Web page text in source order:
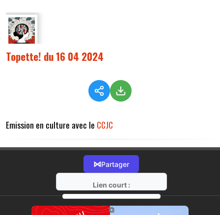
Topette! du 16 04 2024
Emission en culture avec le CCJC
⋈Partager
Lien court :
https://radio-g.fr?14519
⧉